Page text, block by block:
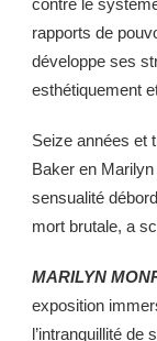
rapports de
développe ses
esthétiquement
Seize années et
Baker en
sensualité
mort brutale, a
MARILYN
exposition
l’intranquillité de